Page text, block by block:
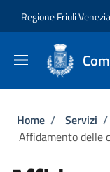
Regione Friuli
Briciole
Home / Servizi /
Affidamento delle